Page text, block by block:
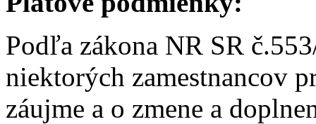
Podľa zákona NR SR
niektorých zamestnancov
záujme a o zmene a